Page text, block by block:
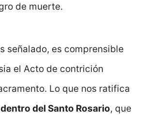
de muerte.
señalado, es comprensible
el Acto de contrición
Lo que nos ratifica
del Santo Rosario, que